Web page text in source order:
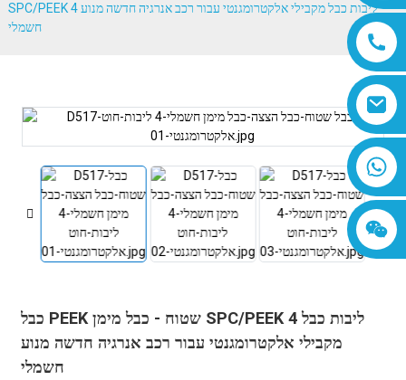
SPC/PEEK 4 ליבות כבל מקבילי אלקטרומגנטי עבור רכב אנרגיה חדשה מנוע
חשמלי
כבל PEEK שטוח - כבל מימן SPC/PEEK 4 ליבות כבל
מקבילי אלקטרומגנטי עבור רכב אנרגיה חדשה מנוע
חשמלי